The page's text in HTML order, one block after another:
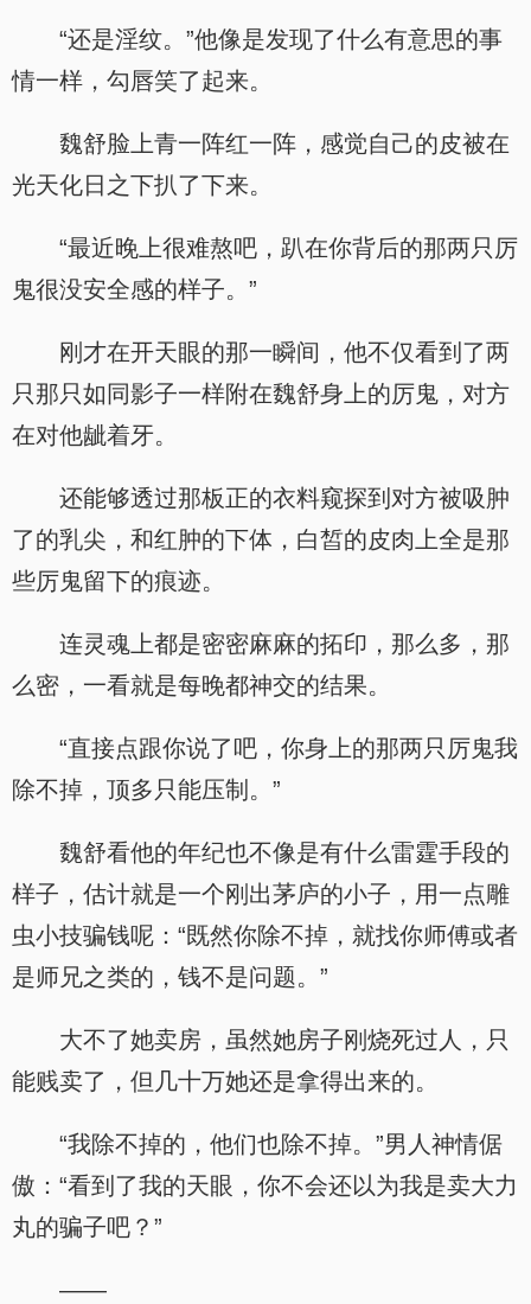
“还是淫纹。”他像是发现了什么有意思的事
情一样，勾唇笑了起来。
魏舒脸上青一阵红一阵，感觉自己的皮被在
光天化日之下扒了下来。
“最近晚上很难熬吧，趴在你背后的那两只厉
鬼很没安全感的样子。”
刚才在开天眼的那一瞬间，他不仅看到了两
只那只如同影子一样附在魏舒身上的厉鬼，对方
在对他龇着牙。
还能够透过那板正的衣料窥探到对方被吸肿
了的乳尖，和红肿的下体，白皙的皮肉上全是那
些厉鬼留下的痕迹。
连灵魂上都是密密麻麻的拓印，那么多，那
么密，一看就是每晚都神交的结果。
“直接点跟你说了吧，你身上的那两只厉鬼我
除不掉，顶多只能压制。”
魏舒看他的年纪也不像是有什么雷霆手段的
样子，估计就是一个刚出茅庐的小子，用一点雕
虫小技骗钱呢：“既然你除不掉，就找你师傅或者
是师兄之类的，钱不是问题。”
大不了她卖房，虽然她房子刚烧死过人，只
能贱卖了，但几十万她还是拿得出来的。
“我除不掉的，他们也除不掉。”男人神情倨
傲：“看到了我的天眼，你不会还以为我是卖大力
丸的骗子吧？”
——